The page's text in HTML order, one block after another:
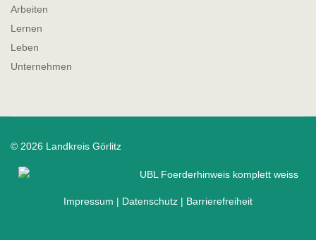
Arbeiten
Lernen
Leben
Unternehmen
© 2026 Landkreis Görlitz
Impressum | Datenschutz | Barrierefreiheit